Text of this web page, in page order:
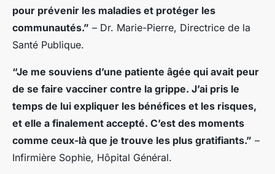
pour prévenir les maladies et protéger les
communautés.” – Dr. Marie-Pierre, Directrice de la
Santé Publique.
“Je me souviens d’une patiente âgée qui avait peur
de se faire vacciner contre la grippe. J’ai pris le
temps de lui expliquer les bénéfices et les risques,
et elle a finalement accepté. C’est des moments
comme ceux-là que je trouve les plus gratifiants.” –
Infirmière Sophie, Hôpital Général.